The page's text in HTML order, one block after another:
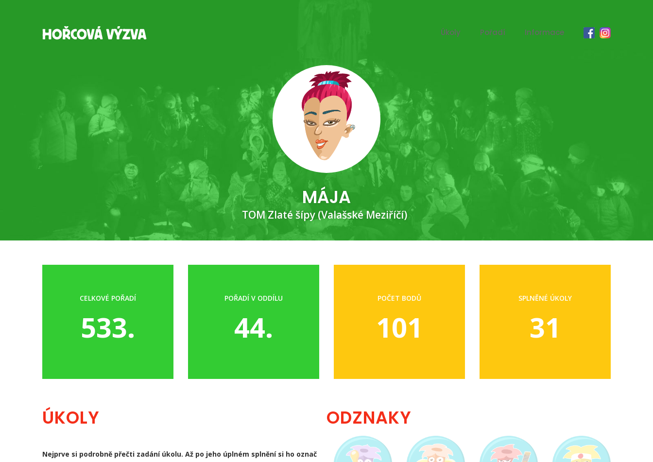
Úkoly Pořadí Informace
MÁJA
TOM Zlaté šípy (Valašské Meziříčí)
CELKOVÉ POŘADÍ
533.
POŘADÍ V ODDÍLU
44.
POČET BODŮ
101
SPLNĚNÉ ÚKOLY
31
ÚKOLY
Nejprve si podrobně přečti zadání úkolu. Až po jeho úplném splnění si ho označ
ODZNAKY